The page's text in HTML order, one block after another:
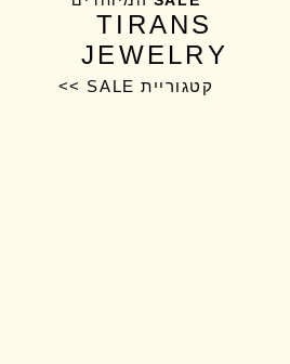
TIRANS
JEWELRY
קטגוריית SALE >>